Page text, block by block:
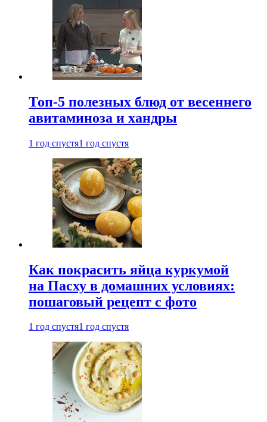
Топ-5 полезных блюд от весеннего
авитаминоза и хандры
1 год спустя1 год спустя
Как покрасить яйца куркумой
на Пасху в домашних условиях:
пошаговый рецепт с фото
1 год спустя1 год спустя